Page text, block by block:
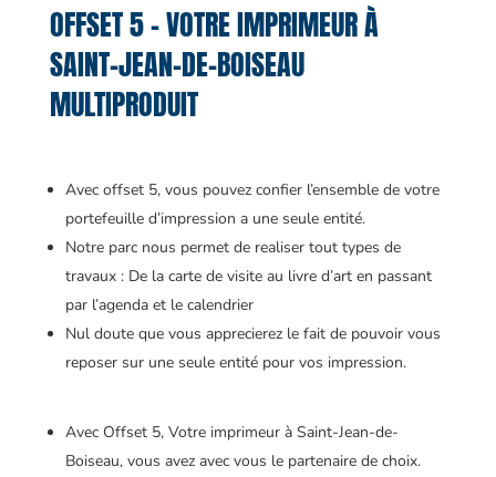
OFFSET 5 – VOTRE IMPRIMEUR À
SAINT-JEAN-DE-BOISEAU
MULTIPRODUIT
Avec offset 5, vous pouvez confier l’ensemble de votre
portefeuille d’impression a une seule entité.
Notre parc nous permet de realiser tout types de
travaux : De la carte de visite au livre d’art en passant
par l’agenda et le calendrier
Nul doute que vous apprecierez le fait de pouvoir vous
reposer sur une seule entité pour vos impression.
Avec Offset 5, Votre imprimeur à Saint-Jean-de-
Boiseau, vous avez avec vous le partenaire de choix.